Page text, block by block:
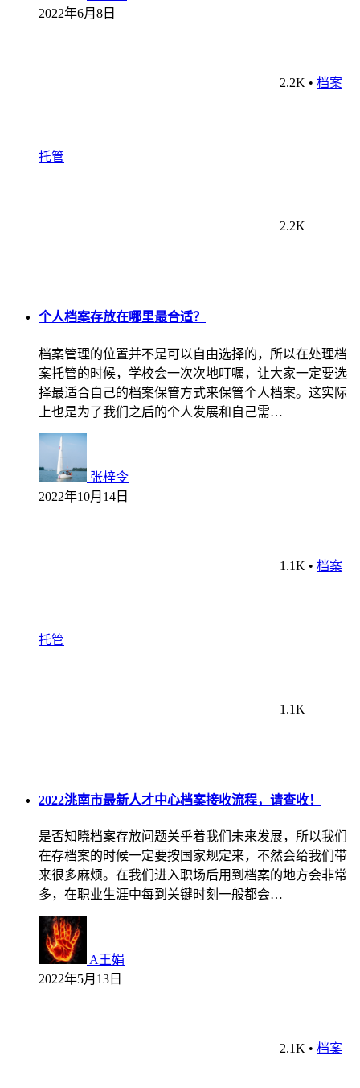
2022年6月8日
2.2K • 档案
托管
2.2K
个人档案存放在哪里最合适？
档案管理的位置并不是可以自由选择的，所以在处理档
案托管的时候，学校会一次次地叮嘱，让大家一定要选
择最适合自己的档案保管方式来保管个人档案。这实际
上也是为了我们之后的个人发展和自己需…
张梓令
2022年10月14日
1.1K • 档案
托管
1.1K
2022洮南市最新人才中心档案接收流程，请查收！
是否知晓档案存放问题关乎着我们未来发展，所以我们
在存档案的时候一定要按国家规定来，不然会给我们带
来很多麻烦。在我们进入职场后用到档案的地方会非常
多，在职业生涯中每到关键时刻一般都会…
A王娟
2022年5月13日
2.1K • 档案